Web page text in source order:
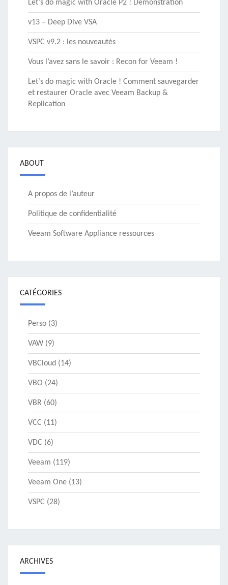
Let’s do magic with Oracle P2 ! Démonstration
v13 – Deep Dive VSA
VSPC v9.2 : les nouveautés
Vous l’avez sans le savoir : Recon for Veeam !
Let’s do magic with Oracle ! Comment sauvegarder
et restaurer Oracle avec Veeam Backup &
Replication
ABOUT
A propos de l’auteur
Politique de confidentialité
Veeam Software Appliance ressources
CATÉGORIES
Perso (3)
VAW (9)
VBCloud (14)
VBO (24)
VBR (60)
VCC (11)
VDC (6)
Veeam (119)
Veeam One (13)
VSPC (28)
ARCHIVES